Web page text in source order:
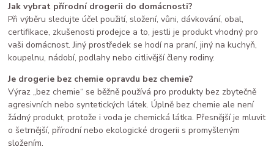
Jak vybrat přírodní drogerii do domácnosti?
Při výběru sledujte účel použití, složení, vůni, dávkování, obal,
certifikace, zkušenosti prodejce a to, jestli je produkt vhodný pro
vaši domácnost. Jiný prostředek se hodí na praní, jiný na kuchyň,
koupelnu, nádobí, podlahy nebo citlivější členy rodiny.
Je drogerie bez chemie opravdu bez chemie?
Výraz „bez chemie“ se běžně používá pro produkty bez zbytečně
agresivních nebo syntetických látek. Úplně bez chemie ale není
žádný produkt, protože i voda je chemická látka. Přesnější je mluvit
o šetrnější, přírodní nebo ekologické drogerii s promyšleným
složením.